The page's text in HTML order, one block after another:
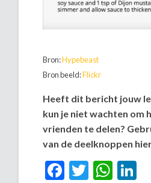
Bron:Hypebeast
Bron beeld:Flickr
Heeft dit bericht jouw
kun je niet wachten om
vrienden te delen?
van de deelknoppen
Facebook
Twitter